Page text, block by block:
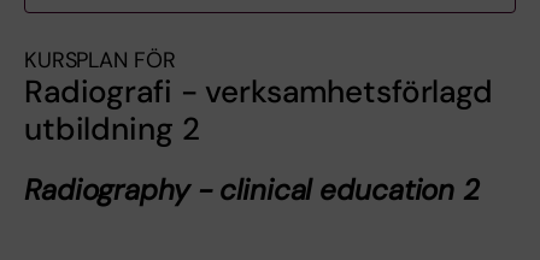
KURSPLAN FÖR
Radiografi - verksamhetsförlagd
utbildning 2
Radiography - clinical education 2